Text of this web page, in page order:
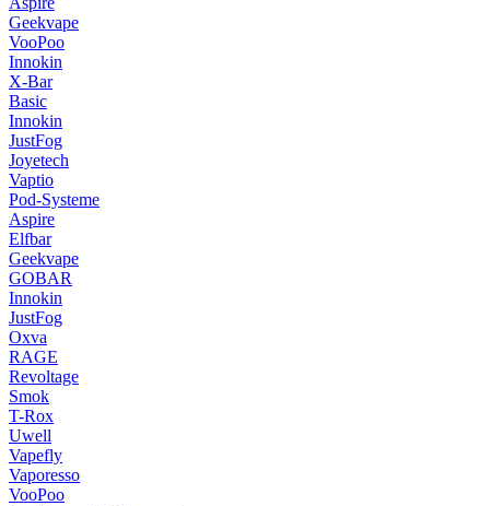
Geekvape
VooPoo
Innokin
X-Bar
Basic
Innokin
JustFog
Joyetech
Vaptio
Pod-Systeme
Aspire
Elfbar
Geekvape
GOBAR
Innokin
JustFog
Oxva
RAGE
Revoltage
Smok
T-Rox
Uwell
Vapefly
Vaporesso
VooPoo